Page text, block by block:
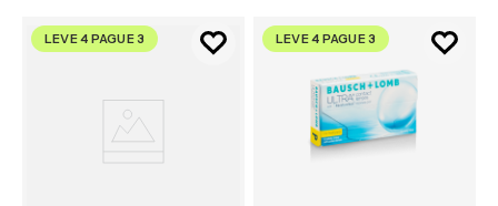
LEVE 4 PAGUE 3 LEVE 4 PAGUE 3